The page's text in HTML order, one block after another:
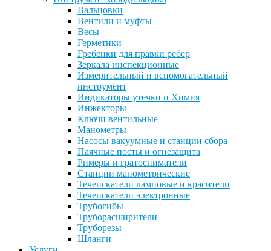
Вальцовки
Вентили и муфты
Весы
Герметики
Гребенки для правки ребер
Зеркала инспекционные
Измерительный и вспомогательный
инструмент
Индикаторы утечки и Химия
Инжекторы
Ключи вентильные
Манометры
Насосы вакуумные и станции сбора
Паячные посты и огнезащита
Римеры и гратосниматели
Станции манометрические
Течеискатели ламповые и красители
Течеискатели электронные
Трубогибы
Труборасширители
Труборезы
Шланги